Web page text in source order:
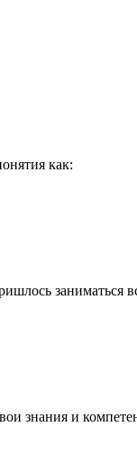
как:
заниматься
и